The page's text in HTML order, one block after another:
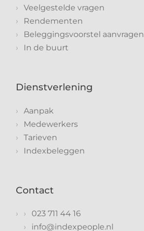
Veelgestelde vragen
Rendementen
Beleggingsvoorstel aanvragen
In de buurt
Dienstverlening
Aanpak
Medewerkers
Tarieven
Indexbeleggen
Contact
023 711 44 16
info@indexpeople.nl